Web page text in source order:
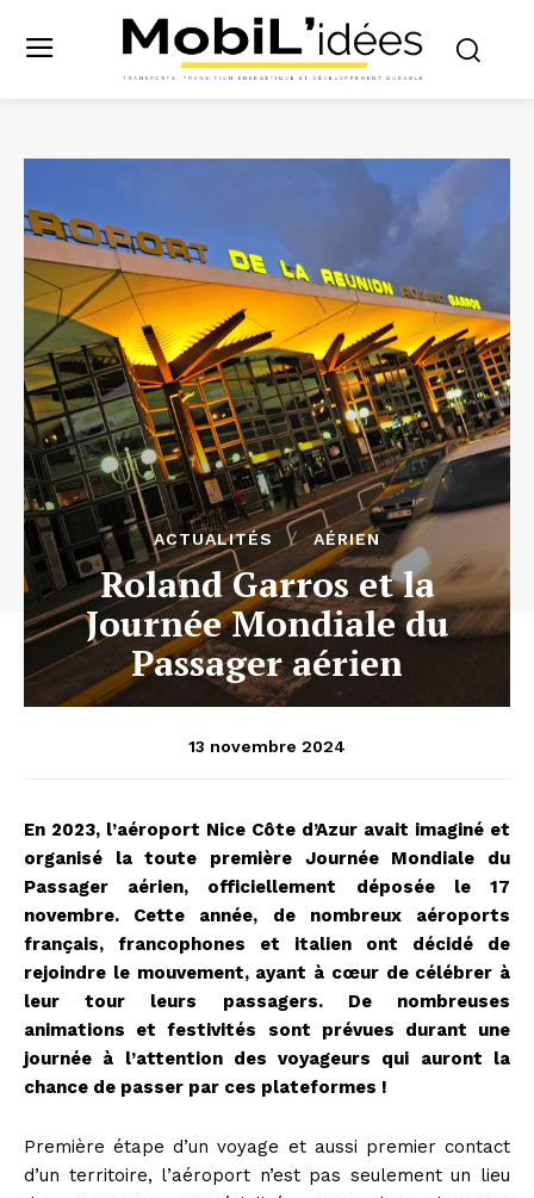
ACTUALITÉS AÉRIEN
Roland Garros et la
Journée Mondiale du
Passager aérien
13 novembre 2024
En 2023, l’aéroport Nice Côte d’Azur avait imaginé et
organisé la toute première Journée Mondiale du
Passager aérien, officiellement déposée le 17
novembre. Cette année, de nombreux aéroports
français, francophones et italien ont décidé de
rejoindre le mouvement, ayant à cœur de célébrer à
leur tour leurs passagers. De nombreuses
animations et festivités sont prévues durant une
journée à l’attention des voyageurs qui auront la
chance de passer par ces plateformes !
Première étape d’un voyage et aussi premier contact
d’un territoire, l’aéroport n’est pas seulement un lieu